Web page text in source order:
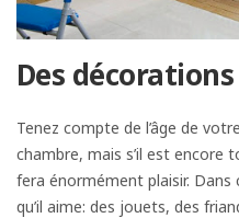
Des
Tenez compte de l’âge de
chambre, mais s’il est encore
fera énormément plaisir.
qu’il aime: des jouets, des